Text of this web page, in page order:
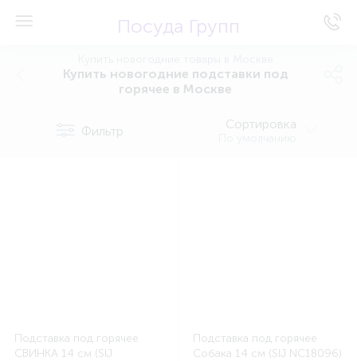
Посуда Групп
Купить новогодние подставки под
горячее в Москве
Фильтр Сортировка
Подставка под горячее
СВИНКА 14 см (SIJ
Подставка под горячее
Собака 14 см (SIJ NC18096)